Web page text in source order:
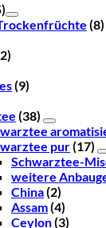
(8)
(9)
(38)
pur(17)
Schwarztee-
weitere
China(2)
Assam(4)
Ceylon(3)